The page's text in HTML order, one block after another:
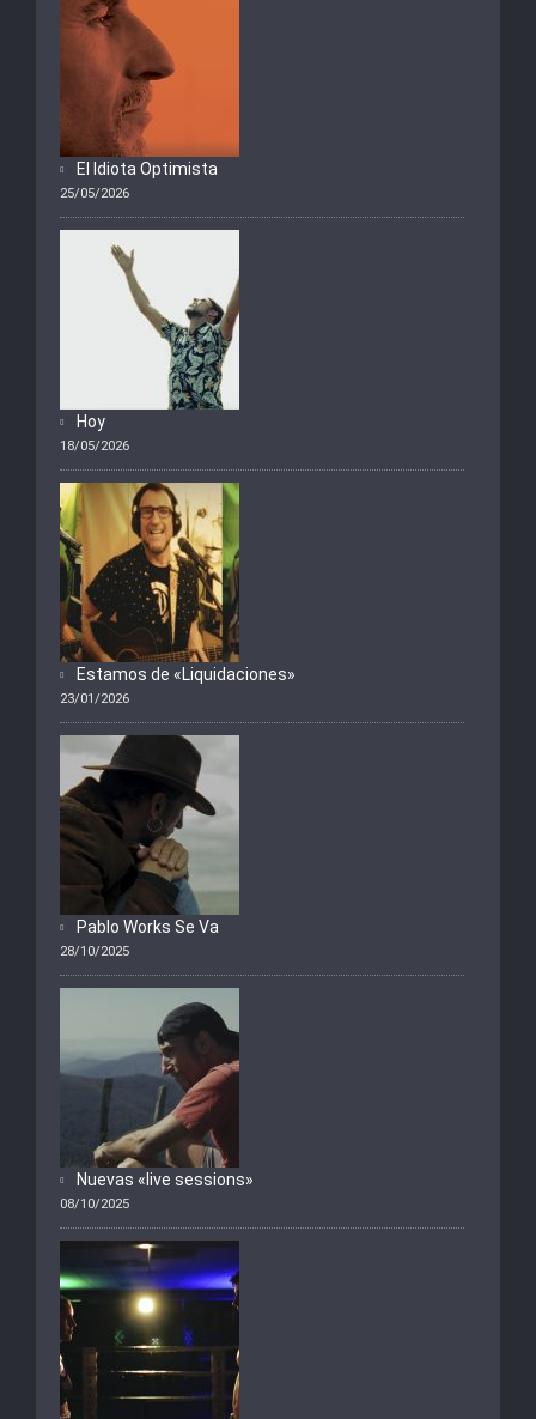
El Idiota Optimista
25/05/2026
Hoy
18/05/2026
Estamos de «Liquidaciones»
23/01/2026
Pablo Works Se Va
28/10/2025
Nuevas «live sessions»
08/10/2025